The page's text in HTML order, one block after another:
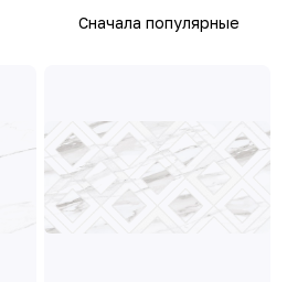
Сначала популярные